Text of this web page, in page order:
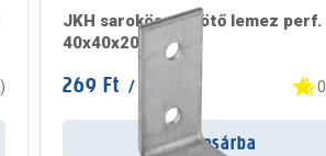
)
JKH sarokösszekötő lemez perf.
40x40x20mm
269 Ft / darab 0
Kosárba